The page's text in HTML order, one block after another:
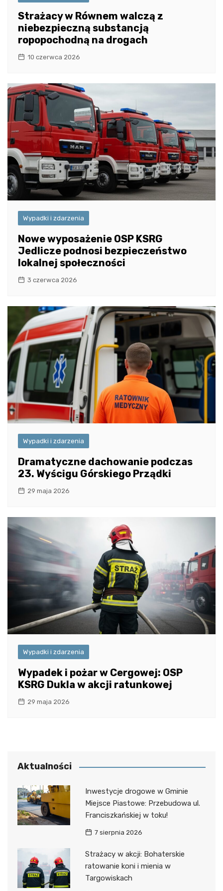
Strażacy w Równem walczą z
niebezpieczną substancją
ropopochodną na drogach
10 czerwca 2026
Wypadki i zdarzenia
Nowe wyposażenie OSP KSRG
Jedlicze podnosi bezpieczeństwo
lokalnej społeczności
3 czerwca 2026
Wypadki i zdarzenia
Dramatyczne dachowanie podczas
23. Wyścigu Górskiego Prządki
29 maja 2026
Wypadki i zdarzenia
Wypadek i pożar w Cergowej: OSP
KSRG Dukla w akcji ratunkowej
29 maja 2026
Aktualności
Inwestycje drogowe w Gminie
Miejsce Piastowe: Przebudowa ul.
Franciszkańskiej w toku!
7 sierpnia 2026
Strażacy w akcji: Bohaterskie
ratowanie koni i mienia w
Targowiskach